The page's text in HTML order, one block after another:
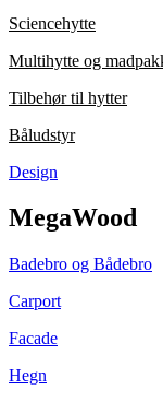
Sciencehytte
Multihytte og
Tilbehør til hytter
Båludstyr
Design
MegaWood
Badebro og Bådebro
Carport
Facade
Hegn